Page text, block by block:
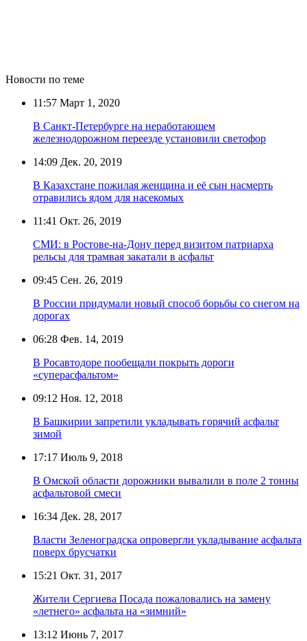
Новости по теме
11:57 Март 1, 2020
В Санкт-Петербурге на неработающем
железнодорожном переезде установили светофор
14:09 Дек. 20, 2019
В Казахстане пожилая женщина и её сын насмерть
отравились ядом для насекомых
11:41 Окт. 26, 2019
СМИ: в Ростове-на-Дону перед визитом патриарха
рельсы для трамвая закатали в асфальт
09:45 Сен. 26, 2019
В России придумали новый способ борьбы со снегом на
дорогах
06:28 Фев. 14, 2019
В Росавтодоре пообещали покрыть дороги
«суперасфальтом»
09:12 Ноя. 12, 2018
В Башкирии запретили укладывать горячий асфальт
зимой
17:17 Июль 9, 2018
В Омской области дорожники вывалили в поле 2 тонны
асфальтовой смеси
16:34 Дек. 28, 2017
Власти Зеленоградска опровергли укладывание асфальта
поверх брусчатки
15:21 Окт. 31, 2017
Жители Сергиева Посада пожаловались на замену
«летнего» асфальта на «зимний»
13:12 Июнь 7, 2017